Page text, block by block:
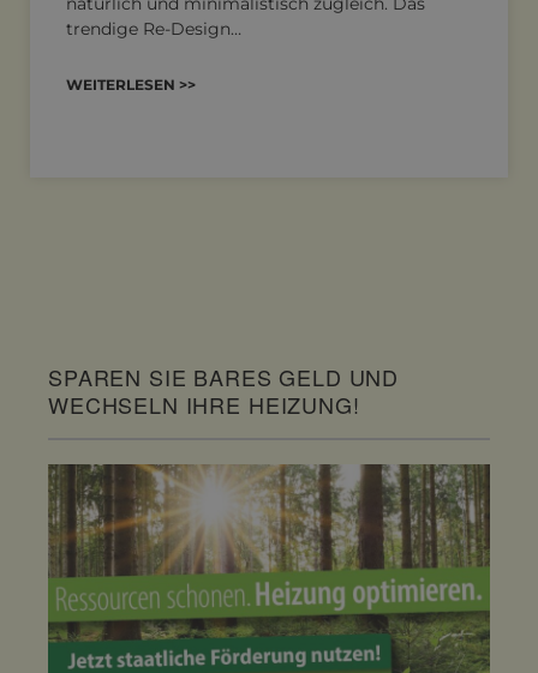
trendige Re-Design…
WEITERLESEN >>
SPAREN SIE BARES GELD UND
WECHSELN IHRE HEIZUNG!